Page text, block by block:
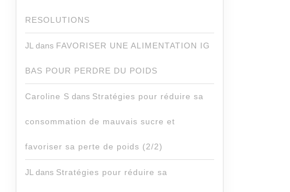
RESOLUTIONS
JL dans FAVORISER UNE ALIMENTATION IG
BAS POUR PERDRE DU POIDS
Caroline S dans Stratégies pour réduire sa
consommation de mauvais sucre et
favoriser sa perte de poids (2/2)
JL dans Stratégies pour réduire sa